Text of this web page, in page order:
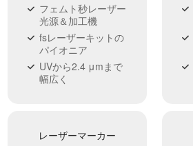
フェムト秒レーザー
光源＆加工機
fsレーザーキットの
パイオニア
UVから2.4 μmまで
幅広く
レーザーマーカー